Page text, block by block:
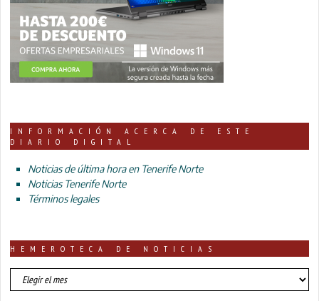
INFORMACIÓN ACERCA DE ESTE
DIARIO DIGITAL
Noticias de última hora en Tenerife Norte
Noticias Tenerife Norte
Términos legales
HEMEROTECA DE NOTICIAS
HEMEROTECA
DE